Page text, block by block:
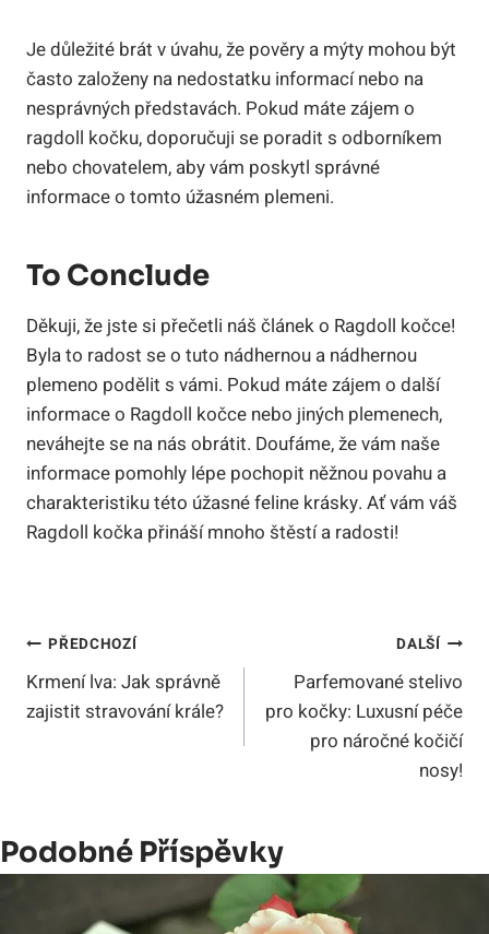
Je důležité brát v úvahu, že pověry a mýty mohou být
často ⁣založeny na nedostatku informací ‌nebo na
nesprávných představách. Pokud ‌máte zájem o
ragdoll kočku, doporučuji se poradit s odborníkem
nebo chovatelem, aby vám poskytl správné⁢
informace o tomto úžasném⁢ plemeni.
To Conclude
Děkuji, že jste si přečetli náš článek o Ragdoll kočce!
Byla to radost se‌ o tuto nádhernou a nádhernou
plemeno podělit ​s vámi. Pokud máte‌ zájem o další
⁣informace o Ragdoll⁢ kočce nebo ⁣jiných plemenech,⁤
neváhejte se na​ nás obrátit. Doufáme, že vám naše
informace pomohly lépe pochopit⁢ něžnou​ povahu a
⁢charakteristiku této‍ úžasné feline krásky. Ať vám ​váš
Ragdoll kočka přináší mnoho štěstí ⁣a radosti!
Navigace
Pro
Příspěvek
PŘEDCHOZÍ
Krmení lva: Jak správně
zajistit stravování krále?
DALŠÍ
Parfemované stelivo
pro kočky: Luxusní péče
pro náročné kočičí
nosy!
Podobné Příspěvky